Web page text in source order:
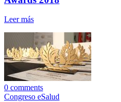
Leer más
0 comments
Congreso eSalud